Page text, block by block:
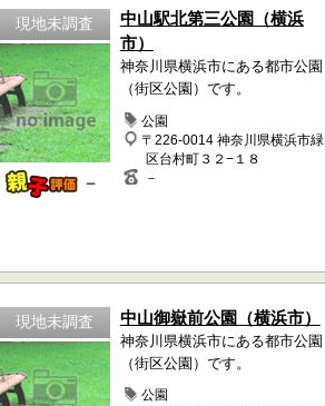
現地未調査
－
中山駅北第三公園（横浜
市）
神奈川県横浜市にある都市公園
（街区公園）です。
公園
〒226-0014 神奈川県横浜市緑
区台村町３２−１８
－
現地未調査 中山御嶽前公園（横浜市）
神奈川県横浜市にある都市公園
（街区公園）です。
公園